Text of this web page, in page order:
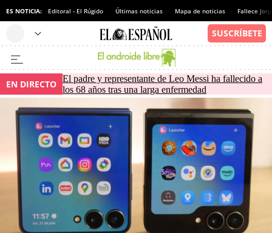
ES NOTICIA: Editoral - El Rúgido Últimas noticias Mapa de noticias Fallece
EN DIRECTO El padre y representante de Leo Messi ha fallecido a
los 68 años tras una larga enfermedad